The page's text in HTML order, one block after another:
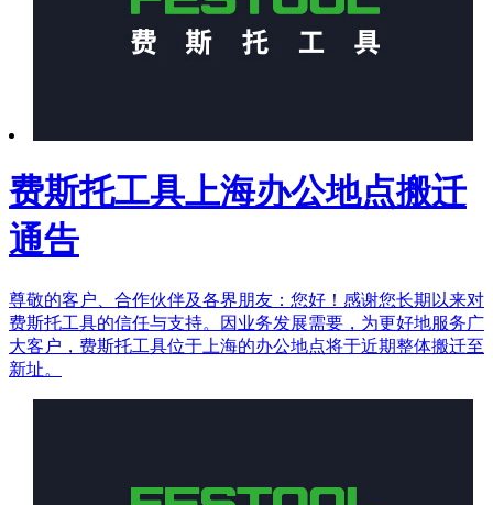
费斯托工具上海办公地点搬迁
通告
尊敬的客户、合作伙伴及各界朋友：您好！感谢您长期以来对
费斯托工具的信任与支持。因业务发展需要，为更好地服务广
大客户，费斯托工具位于上海的办公地点将于近期整体搬迁至
新址。